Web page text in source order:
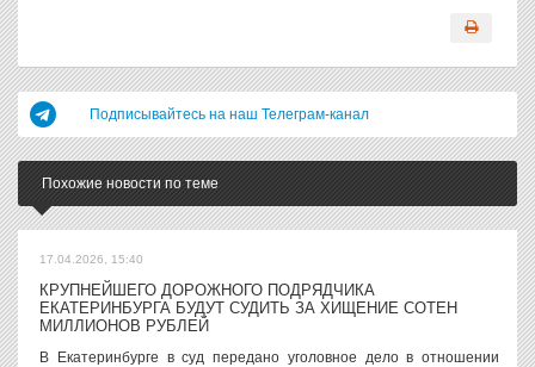
Подписывайтесь на наш Телеграм-канал
Похожие новости по теме
17.04.2026, 15:40
КРУПНЕЙШЕГО ДОРОЖНОГО ПОДРЯДЧИКА
ЕКАТЕРИНБУРГА БУДУТ СУДИТЬ ЗА ХИЩЕНИЕ СОТЕН
МИЛЛИОНОВ РУБЛЕЙ
В Екатеринбурге в суд передано уголовное дело в отношении